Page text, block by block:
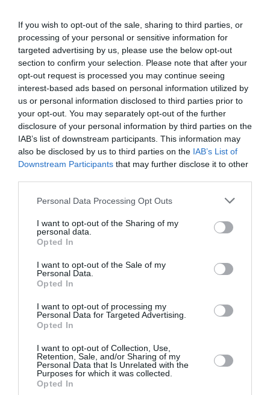
If you wish to opt-out of the sale, sharing to third parties, or
processing of your personal or sensitive information for
targeted advertising by us, please use the below opt-out
section to confirm your selection. Please note that after your
opt-out request is processed you may continue seeing
interest-based ads based on personal information utilized by
us or personal information disclosed to third parties prior to
your opt-out. You may separately opt-out of the further
disclosure of your personal information by third parties on the
IAB’s list of downstream participants. This information may
also be disclosed by us to third parties on the IAB’s List of
Downstream Participants that may further disclose it to other
Personal Data Processing Opt Outs
I want to opt-out of the Sharing of my
personal data.
Opted In
I want to opt-out of the Sale of my
Personal Data.
Opted In
I want to opt-out of processing my
Personal Data for Targeted Advertising.
Opted In
I want to opt-out of Collection, Use,
Retention, Sale, and/or Sharing of my
Personal Data that Is Unrelated with the
Purposes for which it was collected.
Opted In
Δείτε όλα τατελευταία νέαγια την Τέχνη και τον
Πολιτισμό στοCulturenow.gr
Νέοι Διαγωνισμοί❯
Tags
ΔΡΑΜΑΤΟΠΟΙΗΜΕΝΗ ΛΟΓΟΤΕΧΝΙΑ
ΘΕΑΤΡΙΚΕΣ ΠΑΡΑΣΤΑΣΕΙΣ 2022 - 2023
ΞΕΝΟΙ ΣΥΓΓΡΑΦΕΙΣ
Newsletter
Κάθε βδομάδα στο e-mail σας τα τελευταία νέα για
Σχετικά Άρθρα